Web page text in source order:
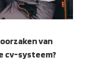
van
cv-systeem?